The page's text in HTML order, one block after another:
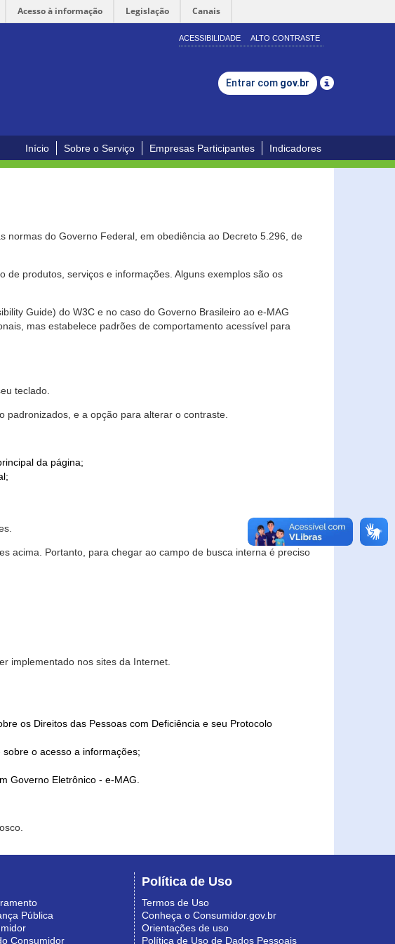
Acesso à informação Legislação Canais
ACESSIBILIDADE ALTO CONTRASTE
Entrar com gov.br
Início Sobre o Serviço Empresas Participantes Indicadores
normas do Governo Federal, em obediência ao Decreto 5.296, de
produtos, serviços e informações. Alguns exemplos são os
Guide) do W3C e no caso do Governo Brasileiro ao e-MAG
mas estabelece padrões de comportamento acessível para
teclado.
padronizados, e a opção para alterar o contraste.
da página;
acima. Portanto, para chegar ao campo de busca interna é preciso
implementado nos sites da Internet.
os Direitos das Pessoas com Deficiência e seu Protocolo
o acesso a informações;
Governo Eletrônico - e-MAG.
Pública
Consumidor
Política de Uso
Termos de Uso
Conheça o Consumidor.gov.br
Orientações de uso
Política de Uso de Dados Pessoais